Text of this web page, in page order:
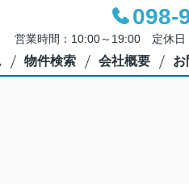
098-
営業時間：10:00～19:00 定休日
物件検索 会社概要 お